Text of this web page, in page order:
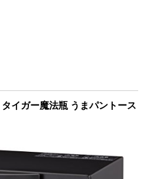
イガー魔法瓶 うまパントース